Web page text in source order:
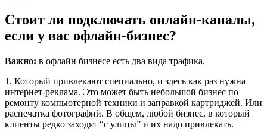
Стоит ли подключать онлайн-каналы,
если у вас офлайн-бизнес?
Важно: в офлайн бизнесе есть два вида трафика.
1. Который привлекают специально, и здесь как раз нужна
интернет-реклама. Это может быть небольшой бизнес по
ремонту компьютерной техники и заправкой картриджей. Или
распечатка фотографий. В общем, любой бизнес, в который
клиенты редко заходят “с улицы” и их надо привлекать.